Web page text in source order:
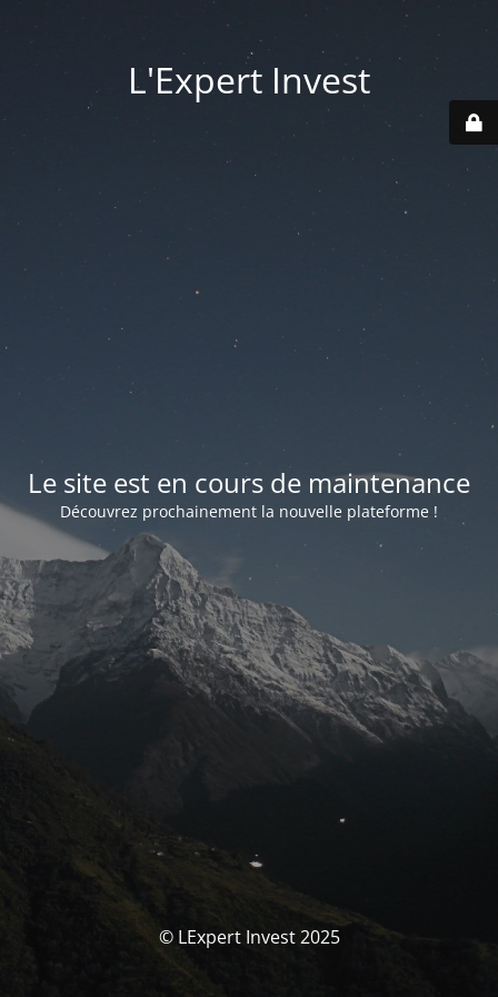
L'Expert Invest
Le site est en cours de maintenance
Découvrez prochainement la nouvelle plateforme !
© LExpert Invest 2025